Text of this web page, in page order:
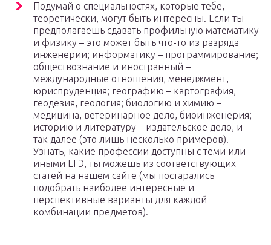
Подумай о специальностях, которые тебе,
теоретически, могут быть интересны. Если ты
предполагаешь сдавать профильную математику
и физику – это может быть что-то из разряда
инженерии; информатику – программирование;
обществознание и иностранный –
международные отношения, менеджмент,
юриспруденция; географию – картография,
геодезия, геология; биологию и химию –
медицина, ветеринарное дело, биоинженерия;
историю и литературу – издательское дело, и
так далее (это лишь несколько примеров).
Узнать, какие профессии доступны с теми или
иными ЕГЭ, ты можешь из соответствующих
статей на нашем сайте (мы постарались
подобрать наиболее интересные и
перспективные варианты для каждой
комбинации предметов).